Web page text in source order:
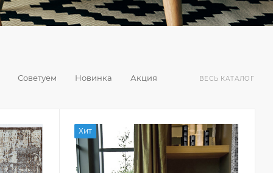
Советуем Новинка Акция ВЕСЬ КАТАЛОГ
Хит